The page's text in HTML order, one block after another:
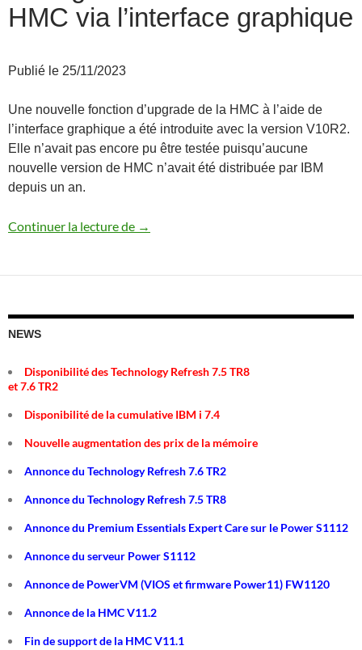
HMC via l’interface graphique
Publié le 25/11/2023
Une nouvelle fonction d’upgrade de la HMC à l’aide de
l’interface graphique a été introduite avec la version V10R2.
Elle n’avait pas encore pu être testée puisqu’aucune
nouvelle version de HMC n’avait été distribuée par IBM
depuis un an.
Continuer la lecture de Changement de version de HMC via
→
NEWS
Disponibilité des Technology Refresh 7.5 TR8
et 7.6 TR2
Disponibilité de la cumulative IBM i 7.4
Nouvelle augmentation des prix de la mémoire
Annonce du Technology Refresh 7.6 TR2
Annonce du Technology Refresh 7.5 TR8
Annonce du Premium Essentials Expert Care sur le Power S1112
Annonce du serveur Power S1112
Annonce de PowerVM (VIOS et firmware Power11) FW1120
Annonce de la HMC V11.2
Fin de support de la HMC V11.1